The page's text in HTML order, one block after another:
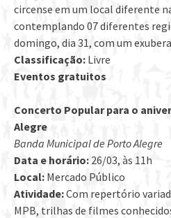
circense em um local diferente
contemplando 07 diferentes
domingo, dia 31, com um
Classificação: Livre
Eventos gratuitos
Concerto Popular para o
Alegre
Banda Municipal de Porto Alegre
Data e horário: 26/03, às 11h
Local: Mercado Público
Atividade:Com repertório
MPB, trilhas de filmes